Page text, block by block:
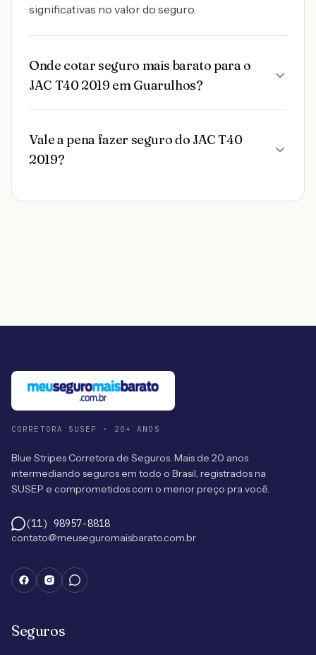
significativas no valor do seguro.
Onde cotar seguro mais barato para o
JAC T40 2019 em Guarulhos?
Vale a pena fazer seguro do JAC T40
2019?
CORRETORA SUSEP · 20+ ANOS
Blue Stripes Corretora de Seguros. Mais de 20 anos
intermediando seguros em todo o Brasil, registrados na
SUSEP e comprometidos com o menor preço pra você.
(11) 98957-8818
contato@meuseguromaisbarato.com.br
Seguros